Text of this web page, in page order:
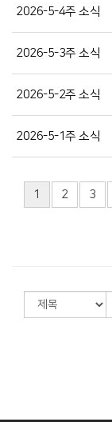
2026-5-4주 소식
2026-5-3주 소식
2026-5-2주 소식
2026-5-1주 소식
1 2 3